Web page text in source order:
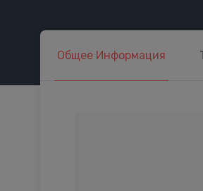
Общее Информация